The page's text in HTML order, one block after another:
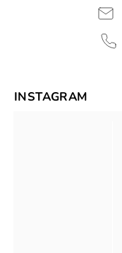
INSTAGRAM